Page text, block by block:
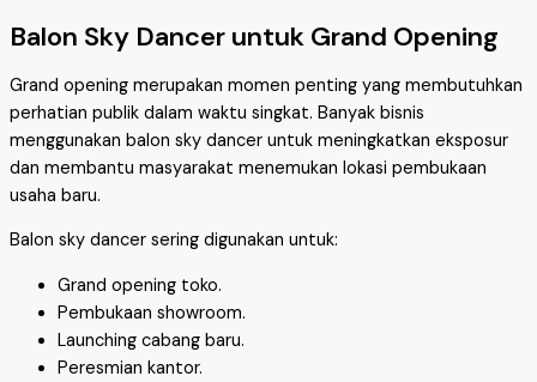
Balon Sky Dancer untuk Grand Opening
Grand opening merupakan momen penting yang membutuhkan
perhatian publik dalam waktu singkat. Banyak bisnis
menggunakan balon sky dancer untuk meningkatkan eksposur
dan membantu masyarakat menemukan lokasi pembukaan
usaha baru.
Balon sky dancer sering digunakan untuk:
Grand opening toko.
Pembukaan showroom.
Launching cabang baru.
Peresmian kantor.